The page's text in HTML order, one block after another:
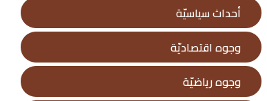
أحداث سياسيّة
وجوه اقتصاديّة
وجوه رياضيّة